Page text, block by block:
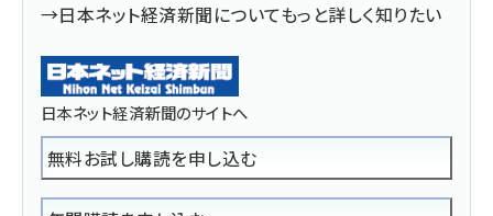
→日本ネット経済新聞についてもっと詳しく知りたい
日本ネット経済新聞のサイトへ
無料お試し購読を申し込む